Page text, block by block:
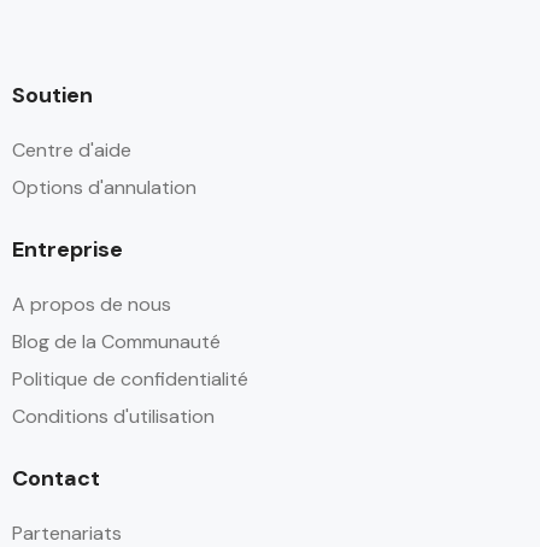
Soutien
Centre d'aide
Options d'annulation
Entreprise
A propos de nous
Blog de la Communauté
Politique de confidentialité
Conditions d'utilisation
Contact
Partenariats